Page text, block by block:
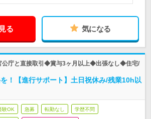
る 気になる
公庁と直接取引◆賞与3ヶ月以上◆出張なし◆住宅/
！【進行サポート】土日祝休み/残業10h以
験OK 急募 転勤なし 学歴不問